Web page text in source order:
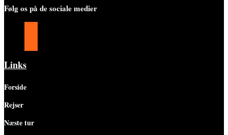
Følg os på de sociale medier
Links
Forside
Rejser
Næste tur